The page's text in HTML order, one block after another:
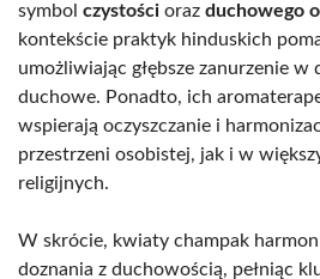
symbol czystości oraz duchowego
kontekście praktyk hinduskich
umożliwiając głębsze zanurzenie w
duchowe. Ponadto, ich
wspierają oczyszczanie i
przestrzeni osobistej, jak i w
religijnych.
W skrócie, kwiaty champak
doznania z duchowością, pełniąc